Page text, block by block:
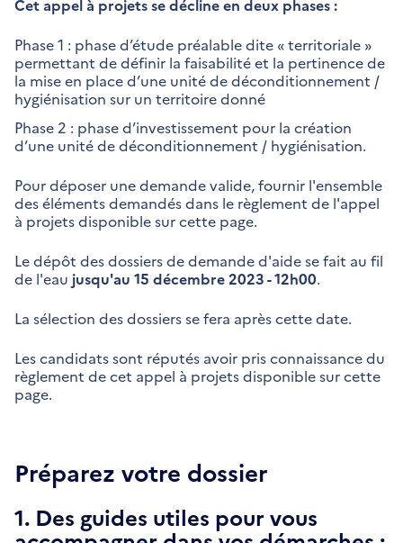
Cet appel à projets se décline en deux phases :
Phase 1 : phase d’étude préalable dite « territoriale »
permettant de définir la faisabilité et la pertinence de
la mise en place d’une unité de déconditionnement /
hygiénisation sur un territoire donné
Phase 2 : phase d’investissement pour la création
d’une unité de déconditionnement / hygiénisation.
Pour déposer une demande valide, fournir l'ensemble
des éléments demandés dans le règlement de l'appel
à projets disponible sur cette page.
Le dépôt des dossiers de demande d'aide se fait au fil
de l'eau jusqu'au 15 décembre 2023 - 12h00.
La sélection des dossiers se fera après cette date.
Les candidats sont réputés avoir pris connaissance du
règlement de cet appel à projets disponible sur cette
page.
Préparez votre dossier
1. Des guides utiles pour vous